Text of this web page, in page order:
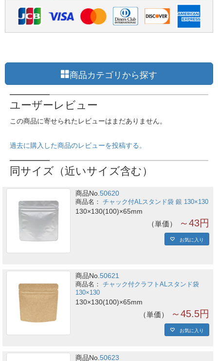
商品カテゴリから探す
ユーザーレビュー
この商品に寄せられたレビューはまだありません。
過去に購入した商品のレビューを投稿する。
同サイズ（近いサイズ含む）
商品No.50620
チャック付ALスタンド袋 銀 130×130
130×130(100)×65mm
単価 ～43円
お気に入り
商品No.50621
チャック付クラフトALスタンド袋
130×130
130×130(100)×65mm
単価 ～45.5円
お気に入り
商品No.50623